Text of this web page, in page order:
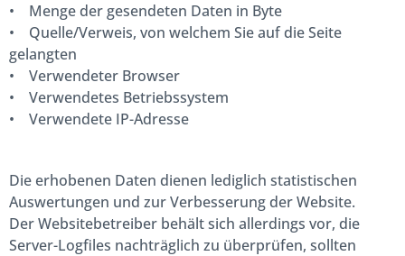
• Menge der gesendeten Daten in Byte
• Quelle/Verweis, von welchem Sie auf die Seite
gelangten
• Verwendeter Browser
• Verwendetes Betriebssystem
• Verwendete IP-Adresse
Die erhobenen Daten dienen lediglich statistischen
Auswertungen und zur Verbesserung der Website.
Der Websitebetreiber behält sich allerdings vor, die
Server-Logfiles nachträglich zu überprüfen, sollten